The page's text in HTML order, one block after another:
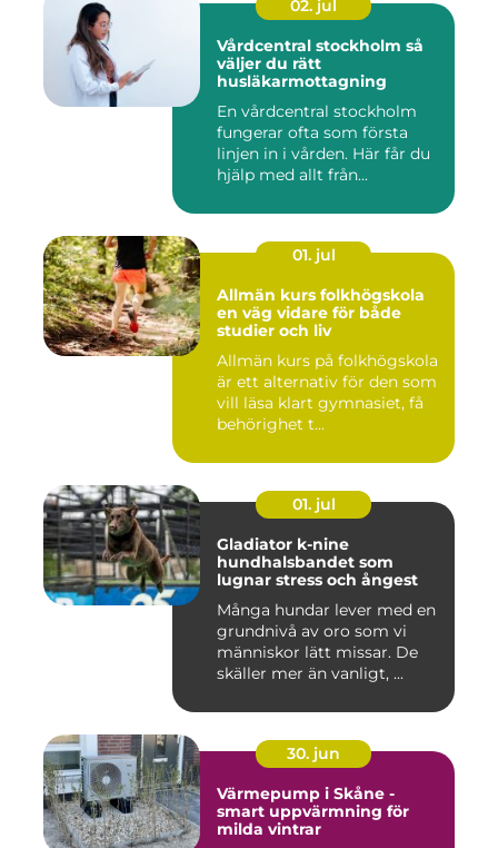
02. jul
Vårdcentral stockholm så
väljer du rätt
husläkarmottagning
En vårdcentral stockholm
fungerar ofta som första
linjen in i vården. Här får du
hjälp med allt från...
01. jul
Allmän kurs folkhögskola
en väg vidare för både
studier och liv
Allmän kurs på folkhögskola
är ett alternativ för den som
vill läsa klart gymnasiet, få
behörighet t...
01. jul
Gladiator k-nine
hundhalsbandet som
lugnar stress och ångest
Många hundar lever med en
grundnivå av oro som vi
människor lätt missar. De
skäller mer än vanligt, ...
30. jun
Värmepump i Skåne -
smart uppvärmning för
milda vintrar